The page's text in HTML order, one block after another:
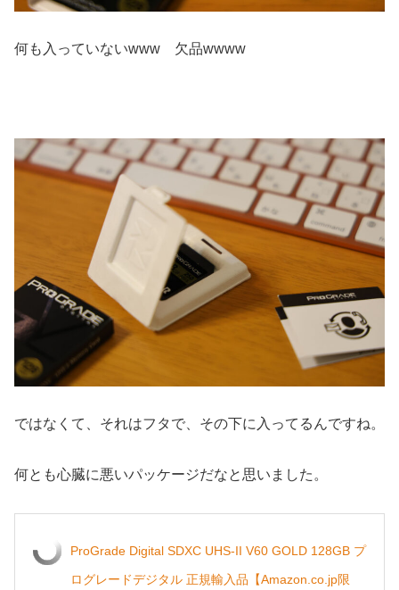
何も入っていないwww 欠品wwww
ではなくて、それはフタで、その下に入ってるんですね。
何とも心臓に悪いパッケージだなと思いました。
ProGrade Digital SDXC UHS-II V60 GOLD 128GB プ
ログレードデジタル 正規輸入品【Amazon.co.jp限